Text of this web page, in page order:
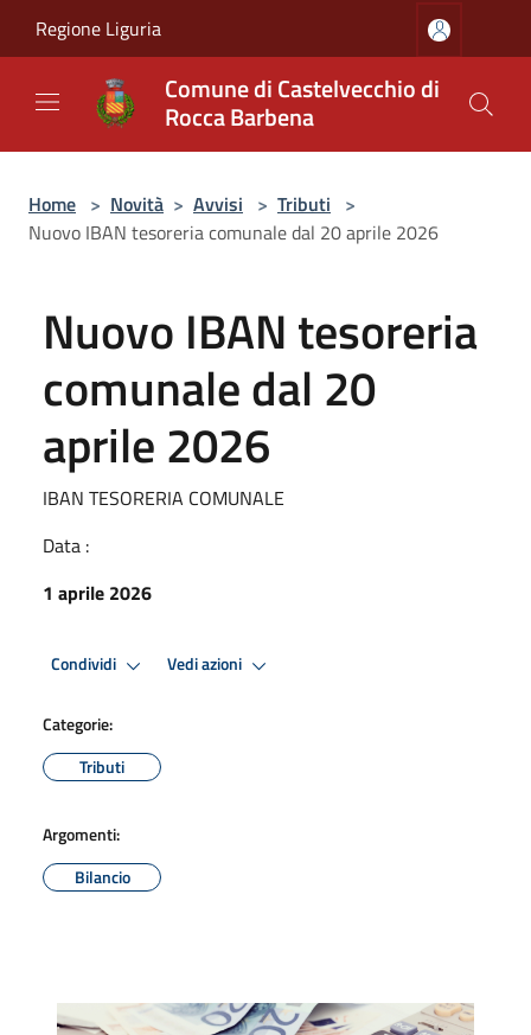
Regione Liguria
Comune di Castelvecchio di
Rocca Barbena
Home > Novità > Avvisi > Tributi >
Nuovo IBAN tesoreria comunale dal 20 aprile 2026
Nuovo IBAN tesoreria
comunale dal 20
aprile 2026
IBAN TESORERIA COMUNALE
Data :
1 aprile 2026
Condividi Vedi azioni
Categorie:
Tributi
Argomenti:
Bilancio